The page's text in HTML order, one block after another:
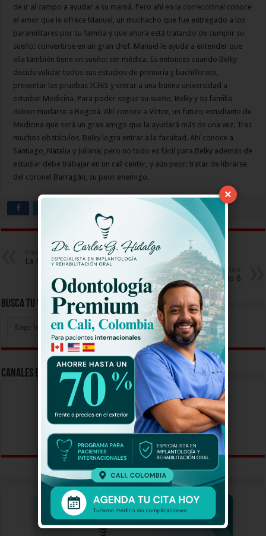
de ir al campo a ayudar a su mamá. Pero ahí en la correccional conoce
el amor que le ofrece Manuel, un muchacho que fue entregado a los
paramilitares por su familia y que ahora está tratando de cumplir su
sueño: convertirse en un gran chef. Manuel le ayuda a entender que
ella también tiene un sueño: ser médica. Es entonces cuando Belky
decide validar todos sus estudios de primaria y bachillerato,
presentar las pruebas ICFES y entrar a una buena universidad a
estudiar Medicina. Para poder seguir su sueño, Belky y su familia
deben mudarse a Bogotá. Ahí conoce a Víctor, un futuro estudiante de
Medicina que será un gran amigo que la ayudará más de una vez. Tras
muchos obstáculos, Belky logra entrar a la facultad. Ahí conoce a
Santiago, Natalia y Juliana; pero no todo es fácil para Belky además de
estudiar debe trabajar en un call center, y aún peor: tratar de librarse
del coronel Barragán, su peor enemigo.
Previous
La Niña Capitulo 4
La Niña Capitulo 6
Busca Tu Video Aqui
Aqui
Canales En Vivo
×